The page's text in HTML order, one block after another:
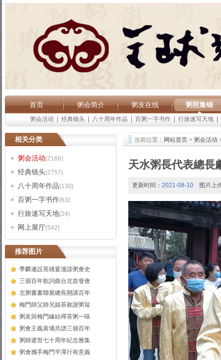
首页 粥会简介 粥友在线 粥照集锦
粥会活动 经典镜头 八十周年作品 百粥一字书作 行旅速写天地
相关分类
粥会活动(2166)
经典镜头(2757)
八十周年作品(130)
百粥一字书作(63)
行旅速写天地(24)
网上展厅(542)
推荐图片
季麟連設英雄宴漫談粥會史
三個百年歌詞曲台北首發會
北粥書畫聯展總長開講百年
梅門師父師兄姐茶敘謝粥翁
粥友與梅門緣結禪茶粥一味
粥會主義黃埔共譜三個百年
粥師逝世七十周年紀念雅集
粥會攜手梅門平潭行有意義
当前位置： 网站首页 > 粥会活动
天水粥長代表總長
更新时间： 2021-08-10 图片上